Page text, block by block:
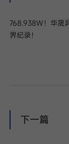
768.938W！华晟
界纪录！
下一篇